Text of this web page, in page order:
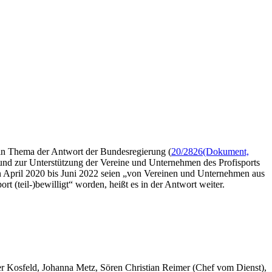
Thema der Antwort der Bundesregierung (20/2826(Dokument,
zur Unterstützung der Vereine und Unternehmen des Profisports
2020 bis Juni 2022 seien „von Vereinen und Unternehmen aus
(teil-)bewilligt“ worden, heißt es in der Antwort weiter.
Kosfeld, Johanna Metz, Sören Christian Reimer (Chef vom Dienst),